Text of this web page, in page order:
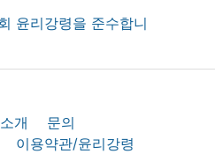
소개
문의
이용약관/윤리강령